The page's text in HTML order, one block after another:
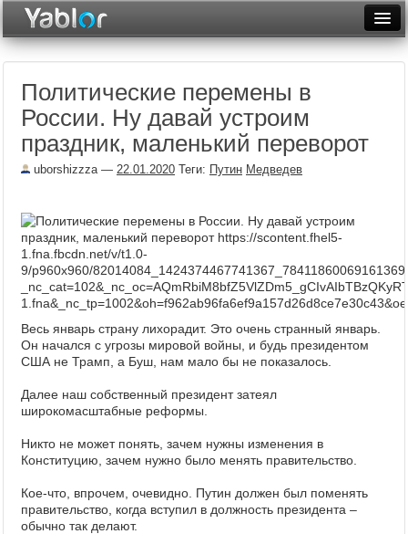
Неделя
Месяц
Рейтинги
Фототоп
Видеотоп
Политические перемены в
России. Ну давай устроим
праздник, маленький переворот
uborshizzza— 22.01.2020 Теги: Путин Медведев
Весь январь страну лихорадит. Это очень странный январь.
Он начался с угрозы мировой войны, и будь президентом
США не Трамп, а Буш, нам мало бы не показалось.
Далее наш собственный президент затеял
широкомасштабные реформы.
Никто не может понять, зачем нужны изменения в
Конституцию, зачем нужно было менять правительство.
Кое-что, впрочем, очевидно. Путин должен был поменять
правительство, когда вступил в должность президента –
обычно так делают.